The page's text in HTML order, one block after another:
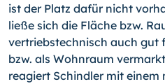
ist der Platz dafür nicht
ließe sich die Fläche bzw.
vertriebstechnisch auch gut
bzw. als Wohnraum
reagiert Schindler mit einem